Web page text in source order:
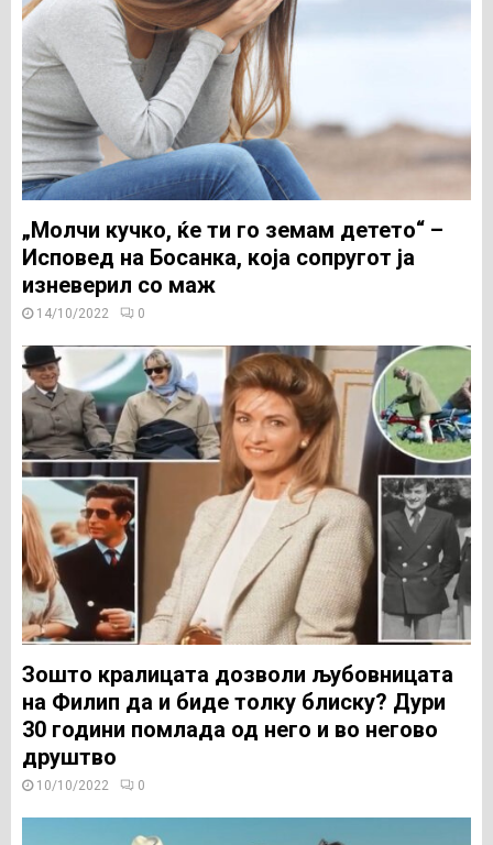
„Молчи кучко, ќе ти го земам детето“ –
Исповед на Босанка, која сопругот ја
изневерил со маж
14/10/2022 0
Зошто кралицата дозволи љубовницата
на Филип да и биде толку блиску? Дури
30 години помлада од него и во негово
друштво
10/10/2022 0